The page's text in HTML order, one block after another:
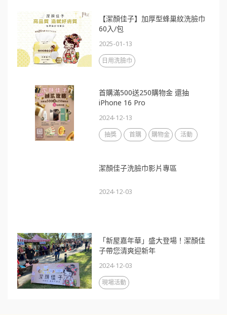
【潔顏佳子】加厚型蜂巢紋洗臉巾
60入/包
2025-01-13
日用洗臉巾
首購滿500送250購物金 還抽
iPhone 16 Pro
2024-12-13
抽獎 首購 購物金 活動
潔顏佳子洗臉巾影片專區
2024-12-03
「新屋嘉年華」盛大登場！潔顏佳
子帶您清爽迎新年
2024-12-03
現場活動